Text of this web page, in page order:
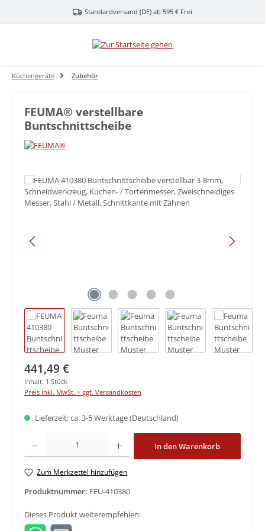
Zum Hauptinhalt springenStandardversand (DE) ab 595 € Frei
Küchengeräte Zubehör
FEUMA® verstellbare
Buntschnittscheibe
Bildergalerie überspringen
Regulärer Preis:
441,49 €
Inhalt: 1 Stück
Preis inkl. MwSt. + ggf. Versandkosten
Lieferzeit: ca. 3-5 Werktage (Deutschland)
Produkt Anzahl: Gib den gewünschten Wert ein oder benutze die
In den Warenkorb
Zum Merkzettel hinzufügen
Produktnummer: FEU-410380
Dieses Produkt weiterempfehlen: